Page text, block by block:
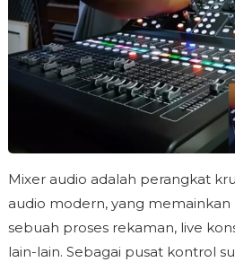
Mixer audio adalah perangkat
audio modern, yang
sebuah proses rekaman, live
lain-lain. Sebagai pusat kontrol